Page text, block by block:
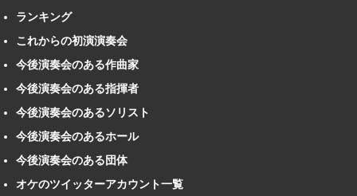
ランキング
これからの初演演奏会
今後演奏会のある作曲家
今後演奏会のある指揮者
今後演奏会のあるソリスト
今後演奏会のあるホール
今後演奏会のある団体
オケのツイッターアカウント一覧